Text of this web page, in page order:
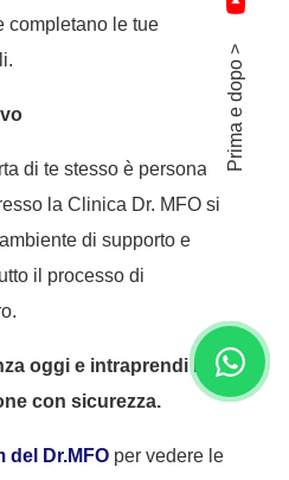
completano le tue
di te stesso è personale. Il
la Clinica Dr. MFO si
di supporto e
il processo di
oggi e intraprendi il tuo
con sicurezza.
del Dr.MFO per vedere le
Prima e dopo >